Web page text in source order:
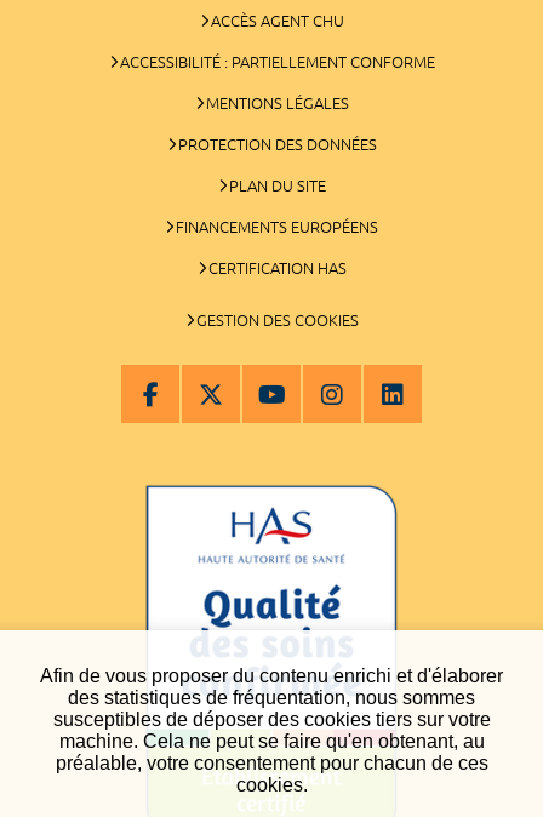
Afin de vous proposer du contenu enrichi et d'élaborer
des statistiques de fréquentation, nous sommes
susceptibles de déposer des cookies tiers sur votre
machine. Cela ne peut se faire qu'en obtenant, au
préalable, votre consentement pour chacun de ces
cookies.
ACCÈS AGENT CHU
ACCESSIBILITÉ : PARTIELLEMENT CONFORME
MENTIONS LÉGALES
PROTECTION DES DONNÉES
PLAN DU SITE
FINANCEMENTS EUROPÉENS
CERTIFICATION HAS
GESTION DES COOKIES